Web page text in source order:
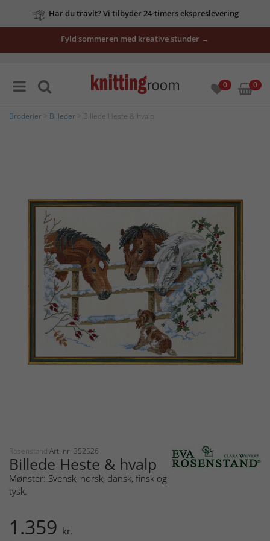
Har du travlt? Vi tilbyder 24-timers ekspreslevering
Fyld sommeren med kreative stunder →
0 0
Broderier Billeder > Billede Heste & hvalp
Rosenstand Art. nr: 352526
Billede Heste & hvalp
Mønster: Svensk, norsk, dansk, finsk og
tysk.
1.359 kr.